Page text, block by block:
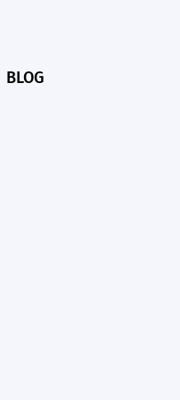
BLOG